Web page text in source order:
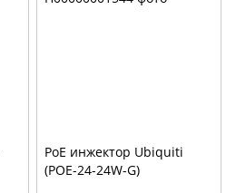
PoE инжектор Ubiquiti
(POE-24-24W-G)